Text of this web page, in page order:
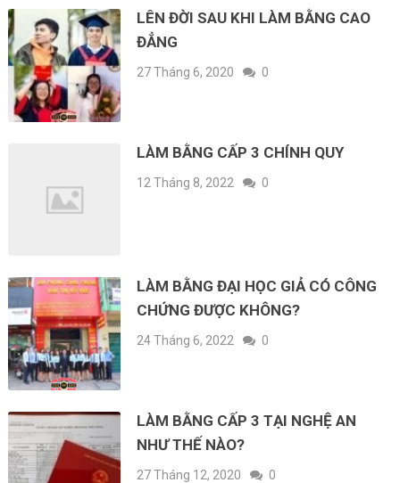
LÊN ĐỜI SAU KHI LÀM BẰNG CAO
ĐẲNG
27 Tháng 6, 2020 0
LÀM BẰNG CẤP 3 CHÍNH QUY
12 Tháng 8, 2022 0
LÀM BẰNG ĐẠI HỌC GIẢ CÓ CÔNG
CHỨNG ĐƯỢC KHÔNG?
24 Tháng 6, 2022 0
LÀM BẰNG CẤP 3 TẠI NGHỆ AN
NHƯ THẾ NÀO?
27 Tháng 12, 2020 0